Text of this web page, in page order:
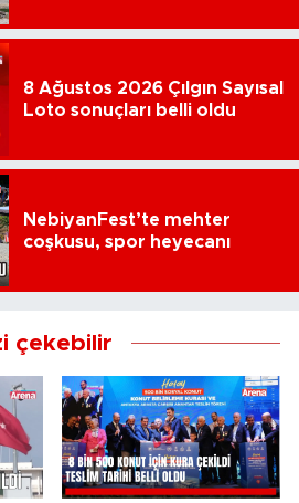
8 Ağustos 2026 Çılgın Sayısal
Loto sonuçları belli oldu
NebiyanFest’te mehter
coşkusu, spor heyecanı
çekebilir